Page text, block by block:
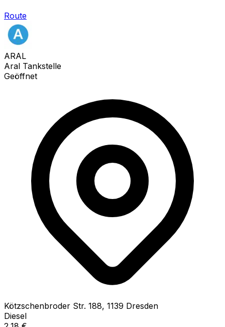
Route
ARAL
Aral Tankstelle
Geöffnet
Kötzschenbroder Str. 188, 1139 Dresden
Diesel